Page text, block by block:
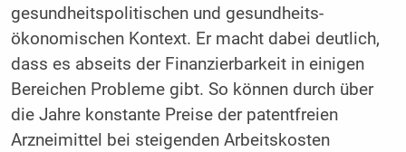
gesundheitspolitischen und gesundheits-
ökonomischen Kontext. Er macht dabei deutlich,
dass es abseits der Finanzierbarkeit in einigen
Bereichen Probleme gibt. So können durch über
die Jahre konstante Preise der patentfreien
Arzneimittel bei steigenden Arbeitskosten